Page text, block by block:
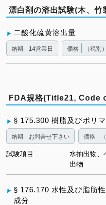
漂白剤の溶出試験(木、竹
二酸化硫黄溶出量
納期 14営業日 価格 （税別
FDA規格(Title21,
§ 175.300 樹脂及びポリ
納期 お問合せ下さい 価格
試験項目
水抽出物、
出物
§ 176.170 水性及び脂肪
成分